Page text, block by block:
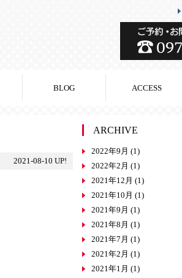
BLOG ACCESS
2021-08-10 UP!
ARCHIVE
2022年9月 (1)
2022年2月 (1)
2021年12月 (1)
2021年10月 (1)
2021年9月 (1)
2021年8月 (1)
2021年7月 (1)
2021年2月 (1)
2021年1月 (1)